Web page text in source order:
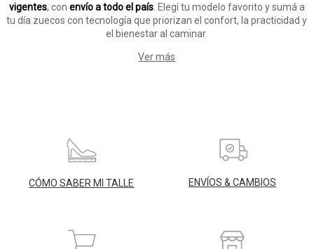
vigentes, con envío a todo el país. Elegí tu modelo favorito y sumá a
tu día zuecos con tecnología que priorizan el confort, la practicidad y
el bienestar al caminar.
Ver más
CÓMO SABER MI TALLE ENVÍOS & CAMBIOS